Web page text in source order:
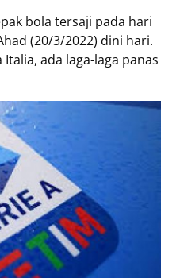
bola tersaji pada hari
(20/3/2022) dini hari.
ada laga-laga panas